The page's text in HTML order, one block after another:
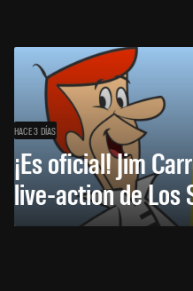
HACE 3 DÍAS
¡Es oficial! Jim
live-action de Los